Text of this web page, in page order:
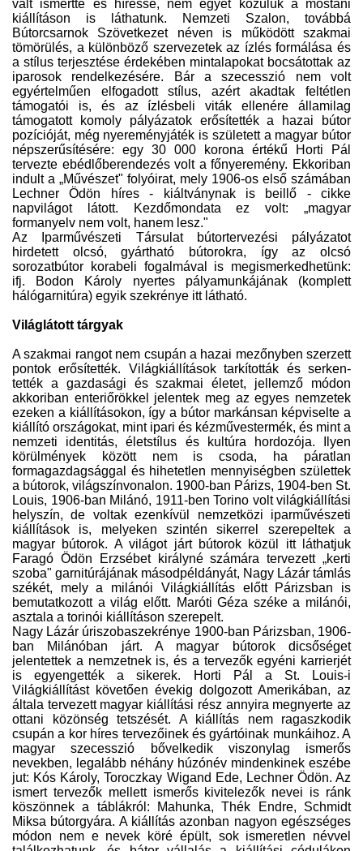
vált ismertté és híressé, nem egyet közülük a mostani
kiállításon is láthatunk. Nemzeti Szalon, továbbá
Bútorcsarnok Szövetkezet néven is működött szakmai
tömörülés, a különböző szervezetek az ízlés formálása és
a stílus terjesztése érdekében mintalapokat bocsátottak az
iparosok rendelkezésére. Bár a szecesszió nem volt
egyértelműen elfogadott stílus, azért akadtak feltétlen
támogatói is, és az ízlésbeli viták ellenére államilag
támogatott komoly pályázatok erősítették a hazai bútor
pozícióját, még nyereményjáték is született a magyar bútor
népszerűsítésére: egy 30 000 korona értékű Horti Pál
tervezte ebédlőberendezés volt a főnyeremény. Ekkoriban
indult a „Művészet" folyóirat, mely 1906-os első számában
Lechner Ödön híres - kiáltványnak is beillő - cikke
napvilágot látott. Kezdőmondata ez volt: „magyar
formanyelv nem volt, hanem lesz."
Az Iparművészeti Társulat bútortervezési pályázatot
hirdetett olcsó, gyártható bútorokra, így az olcsó
sorozatbútor korabeli fogalmával is megismerkedhetünk:
ifj. Bodon Károly nyertes pályamunkájának (komplett
hálógarnitúra) egyik szekrénye itt látható.
Világlátott tárgyak
A szakmai rangot nem csupán a hazai mezőnyben szerzett
pontok erősítették. Világkiállítások tarkították és serken­
tették a gazdasági és szakmai életet, jellemző módon
akkoriban enteriőrökkel jelentek meg az egyes nemzetek
ezeken a kiállításokon, így a bútor markánsan képviselte a
kiállító országokat, mint ipari és kézművestermék, és mint a
nemzeti identitás, életstílus és kultúra hordozója. Ilyen
körülmények között nem is csoda, ha páratlan
formagazdagsággal és hihetetlen mennyiségben születtek
a bútorok, világszínvonalon. 1900-ban Párizs, 1904-ben St.
Louis, 1906-ban Milánó, 1911-ben Torino volt világkiállítási
helyszín, de voltak ezenkívül nemzetközi iparművészeti
kiállítások is, melyeken szintén sikerrel szerepeltek a
magyar bútorok. A világot járt bútorok közül itt láthatjuk
Faragó Ödön Erzsébet királyné számára tervezett „kerti
szoba" garni­túrájának másodpéldányát, Nagy Lázár támlás
székét, mely a milánói Világkiállítás előtt Párizsban is
bemutatkozott a világ előtt. Maróti Géza széke a milánói,
asztala a torinói kiállításon szerepelt.
Nagy Lázár úriszobaszekrénye 1900-ban Párizsban, 1906-
ban Milánóban járt. A magyar bútorok dicsőséget
jelentettek a nemzetnek is, és a tervezők egyéni karrierjét
is egyengették a sikerek. Horti Pál a St. Louis-i
Világkiállítást követően évekig dolgozott Amerikában, az
általa tervezett magyar kiállítási rész annyira megnyerte az
ottani közönség tetszését. A kiállítás nem ragaszkodik
csupán a kor híres tervezőinek és gyártóinak munkáihoz. A
magyar szecesszió bővelkedik viszonylag ismerős
nevekben, legalább néhány húzónév mindenkinek eszébe
jut: Kós Károly, Toroczkay Wigand Ede, Lechner Ödön. Az
ismert tervezők mellett ismerős kivitelezők nevei is ránk
köszönnek a táblákról: Mahunka, Thék Endre, Schmidt
Miksa bútorgyára. A kiállítás azonban nagyon egészséges
módon nem e nevek köré épült, sok ismeretlen névvel